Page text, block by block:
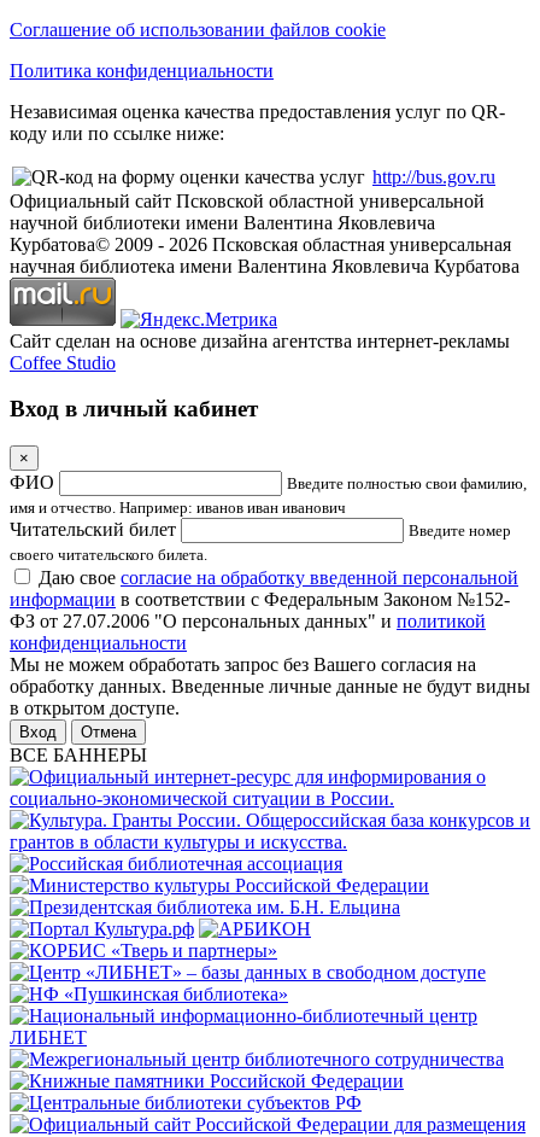
Соглашение об использовании файлов cookie
Политика конфиденциальности
Независимая оценка качества предоставления услуг по QR-
коду или по ссылке ниже:
http://bus.gov.ru
Официальный сайт Псковской областной универсальной
научной библиотеки имени Валентина Яковлевича
Курбатова© 2009 - 2026 Псковская областная универсальная
научная библиотека имени Валентина Яковлевича Курбатова
Сайт сделан на основе дизайна агентства интернет-рекламы
Coffee Studio
Вход в личный кабинет
×
ФИО
Введите полностью свои фамилию,
имя и отчество. Например: иванов иван иванович
Читательский билет
Введите номер
своего читательского билета.
Даю свое согласие на обработку введенной персональной
информации в соответствии с Федеральным Законом №152-
ФЗ от 27.07.2006 "О персональных данных" и политикой
конфиденциальности
Мы не можем обработать запрос без Вашего согласия на
обработку данных. Введенные личные данные не будут видны
в открытом доступе.
Отмена
ВСЕ БАННЕРЫ